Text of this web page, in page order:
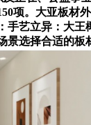
项。大亚板材
艺立异：大
选择合适的